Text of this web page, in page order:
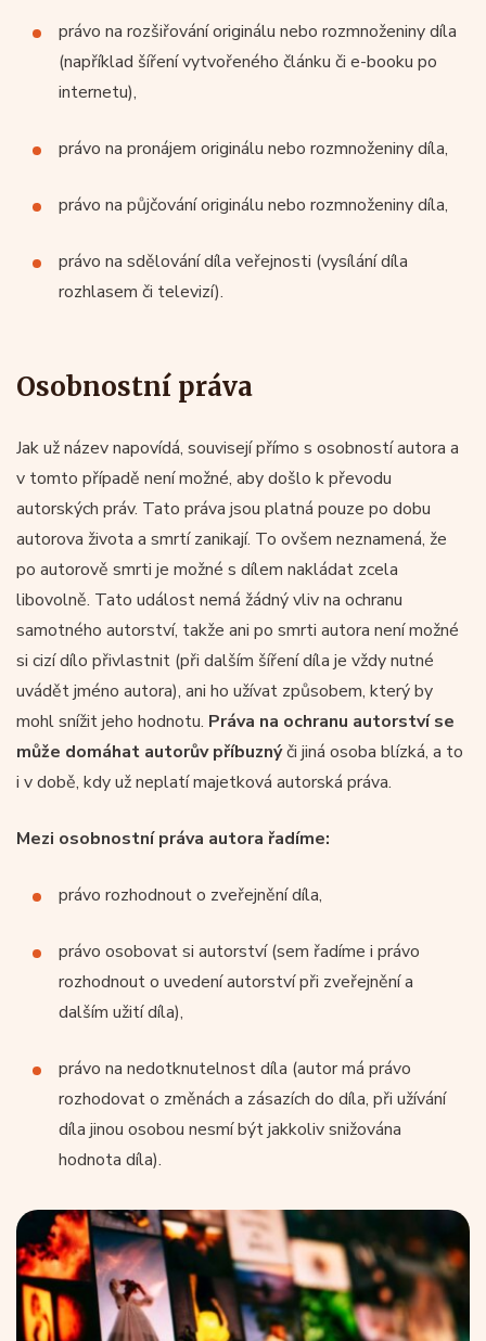
právo na rozšiřování originálu nebo rozmnoženiny díla
(například šíření vytvořeného článku či e-booku po
internetu),
právo na pronájem originálu nebo rozmnoženiny díla,
právo na půjčování originálu nebo rozmnoženiny díla,
právo na sdělování díla veřejnosti (vysílání díla
rozhlasem či televizí).
Osobnostní práva
Jak už název napovídá, souvisejí přímo s osobností autora a
v tomto případě není možné, aby došlo k převodu
autorských práv. Tato práva jsou platná pouze po dobu
autorova života a smrtí zanikají. To ovšem neznamená, že
po autorově smrti je možné s dílem nakládat zcela
libovolně. Tato událost nemá žádný vliv na ochranu
samotného autorství, takže ani po smrti autora není možné
si cizí dílo přivlastnit (při dalším šíření díla je vždy nutné
uvádět jméno autora), ani ho užívat způsobem, který by
mohl snížit jeho hodnotu. Práva na ochranu autorství se
může domáhat autorův příbuznýči jiná osoba blízká, a to
i v době, kdy už neplatí majetková autorská práva.
Mezi osobnostní práva autora řadíme:
právo rozhodnout o zveřejnění díla,
právo osobovat si autorství (sem řadíme i právo
rozhodnout o uvedení autorství při zveřejnění a
dalším užití díla),
právo na nedotknutelnost díla (autor má právo
rozhodovat o změnách a zásazích do díla, při užívání
díla jinou osobou nesmí být jakkoliv snižována
hodnota díla).